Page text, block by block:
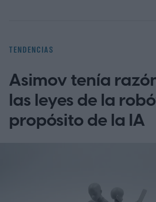
TENDENCIAS
Asimov tenía
las leyes de la
propósito de la IA